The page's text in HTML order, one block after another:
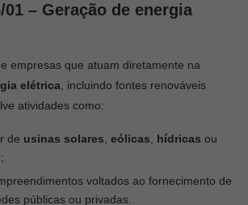
01 – Geração de energia
empresas que atuam diretamente na
elétrica , incluindo fontes renováveis
atividades como:
de usinas solares eólicas hídricas ou
;
voltados ao fornecimento de
públicas ou privadas.